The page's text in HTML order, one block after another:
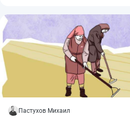
Пастухов Михаил